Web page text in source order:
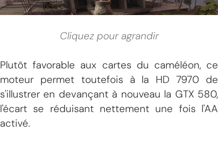
Cliquez pour agrandir
Plutôt favorable aux cartes du caméléon, ce
moteur permet toutefois à la HD 7970 de
s'illustrer en devançant à nouveau la GTX 580,
l'écart se réduisant nettement une fois l'AA
activé.